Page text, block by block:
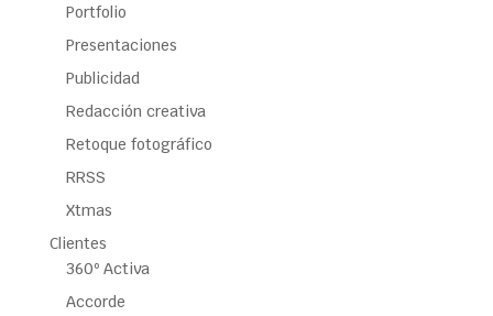
Portfolio
Presentaciones
Publicidad
Redacción creativa
Retoque fotográfico
RRSS
Xtmas
Clientes
360º Activa
Accorde